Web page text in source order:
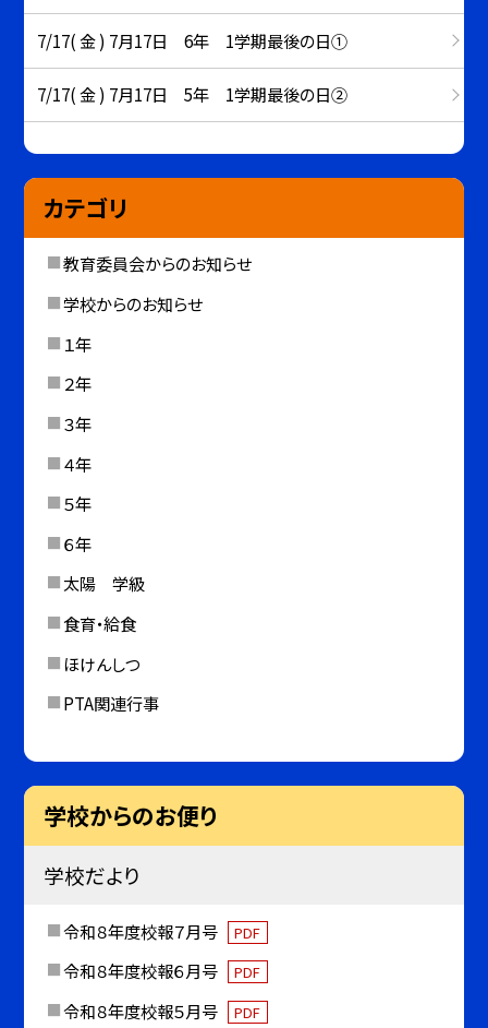
7/17( 金 ) 7月17日 6年 1学期最後の日①
7/17( 金 ) 7月17日 5年 1学期最後の日②
カテゴリ
教育委員会からのお知らせ
学校からのお知らせ
１年
２年
３年
４年
５年
６年
太陽 学級
食育・給食
ほけんしつ
PTA関連行事
学校からのお便り
学校だより
令和８年度校報７月号 PDF
令和８年度校報６月号 PDF
令和８年度校報５月号 PDF